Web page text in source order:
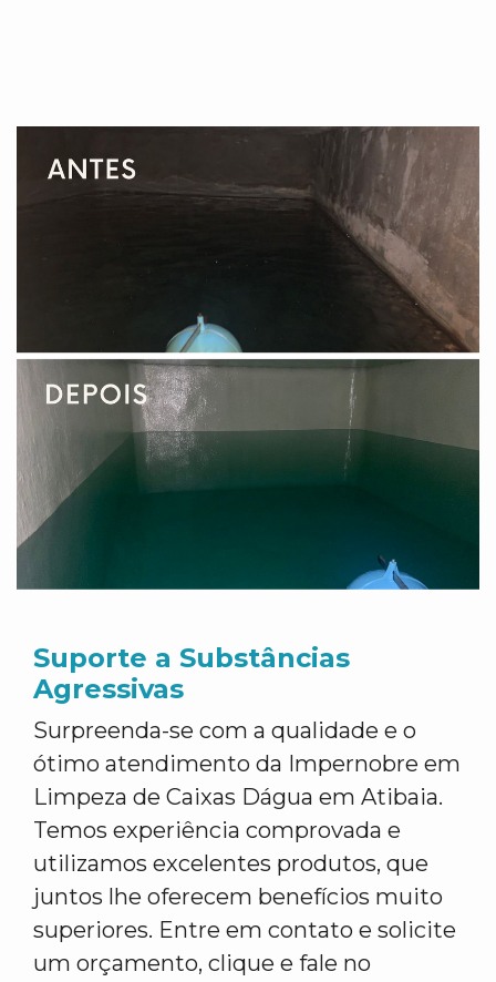
Suporte a Substâncias
Agressivas
Surpreenda-se com a qualidade e o
ótimo atendimento da Impernobre em
Limpeza de Caixas Dágua em Atibaia.
Temos experiência comprovada e
utilizamos excelentes produtos, que
juntos lhe oferecem benefícios muito
superiores. Entre em contato e solicite
um orçamento, clique e fale no